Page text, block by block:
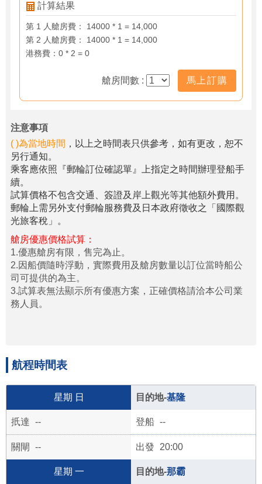
計算結果
第 1 人艙房費： 14000 * 1 = 14,000
第 2 人艙房費： 14000 * 1 = 14,000
港務費：0 * 2 = 0
艙房間數 : 馬上訂購
注意事項
( )為當地時間 ，以上之時間表只供參考，如有更改，恕不
另行通知。
乘客應依照『郵輪訂位確認單』上指定之時間辦理登船手
續。
試算價格不包含交通、簽證及岸上觀光等其他額外費用。
郵輪上需另外支付郵輪服務費及日本政府徵收之「國際觀
光旅客稅」。
艙房優惠價格試算：
1.優惠艙房有限，售完為止。
2.因船價隨時浮動，實際費用及艙房數量以訂位當時船公
司可提供的為主。
3.試算表無法顯示所有優惠方案，正確價格請洽本公司業
務人員。
航程時間表
日 基隆
-- --
-- 20:00
一 那霸